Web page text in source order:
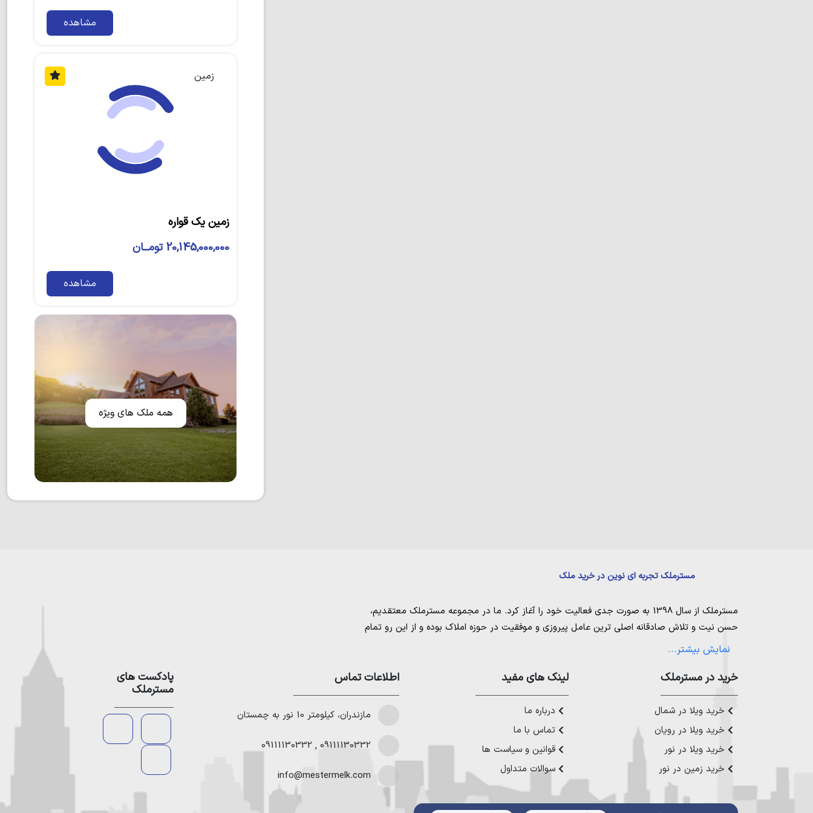
مشاهده
زمین
زمین یک قواره
20,145,000,000 تومــان
مشاهده
همه ملک های ویژه
مسترملک تجربه ای نوین در خرید ملک
مسترملک از سال 1398 به صورت جدی فعالیت خود را آغاز کرد. ما در مجموعه مسترملک معتقدیم،
حسن نیت و تلاش صادقانه اصلی ترین عامل پیروزی و موفقیت در حوزه املاک بوده و از این رو تمام
مساعی خویش را به کار میگیریم تا بتوانیم با صداقت کامل بهترین ها را برای مشتریانمان به ارمغان
ملک در شمال،خرید زمین در نور خرید زمین در چمستان،خرید زمین در نوشهر
خرید زمین در
رویان،خرید زمین در محمودآباد خرید ویلا در شمال،خرید ویلا در نور
خرید ویلا در
چمستان ،خرید ویلا در نوشهر خرید ویلا در محمودآبادو
عزیز خدمت کنیم.
نمایش بیشتر...
خرید در مستر‌ملک
خرید ویلا در شمال
خرید ویلا در رویان
خرید ویلا در نور
خرید زمین در نور
لینک های مفید
درباره ما
تماس با ما
قوانین و سیاست ها
سوالات متداول
اطلاعات تماس
مازندران، کیلومتر 10 نور به چمستان
09111130332
,
09111130332
info@mestermelk.com
پادکست های
مسترملک